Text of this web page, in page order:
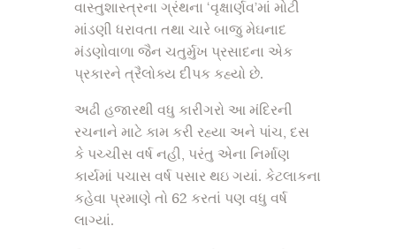
વાસ્તુશાસ્ત્રના ગ્રંથના ‘વૃક્ષાર્ણવ’માં મોટી
માંડણી ધરાવતા તથા ચારે બાજુ મેઘનાદ
મંડણોવાળા જૈન ચતુર્મુખ પ્રસાદના એક
પ્રકારને ત્રૈલોક્ય દીપક કહ્યો છે.
અઢી હજારથી વધુ કારીગરો આ મંદિરની
રચનાને માટે કામ કરી રહ્યા અને પાંચ, દસ
કે પચ્ચીસ વર્ષ નહી, પરંતુ એના નિર્માણ
કાર્યમાં પચાસ વર્ષ પસાર થઇ ગયાં. કેટલાકના
કહેવા પ્રમાણે તો 62 કરતાં પણ વધુ વર્ષ
લાગ્યાં.